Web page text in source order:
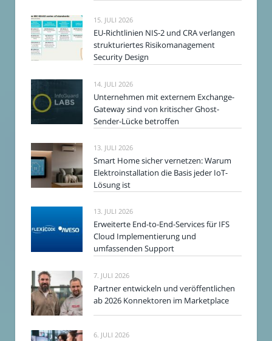
15. JULI 2026
EU-Richtlinien NIS-2 und CRA verlangen
strukturiertes Risikomanagement
Security Design
14. JULI 2026
Unternehmen mit externem Exchange-
Gateway sind von kritischer Ghost-
Sender-Lücke betroffen
13. JULI 2026
Smart Home sicher vernetzen: Warum
Elektroinstallation die Basis jeder IoT-
Lösung ist
13. JULI 2026
Erweiterte End-to-End-Services für IFS
Cloud Implementierung und
umfassenden Support
7. JULI 2026
Partner entwickeln und veröffentlichen
ab 2026 Konnektoren im Marketplace
6. JULI 2026